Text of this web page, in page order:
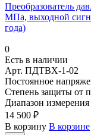
Преобразователь
МПа, выходной
года)
0
Есть в наличии
Арт. ПДТВХ-1-02
Постоянное
Степень защиты от
Диапазон измерения
14 500 ₽
В корзину В корзине